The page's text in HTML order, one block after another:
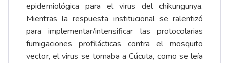
epidemiológica para el virus del chikungunya.
Mientras la respuesta institucional se ralentizó
para implementar/intensificar las protocolarias
fumigaciones profilácticas contra el mosquito
vector, el virus se tomaba a Cúcuta, como se leía